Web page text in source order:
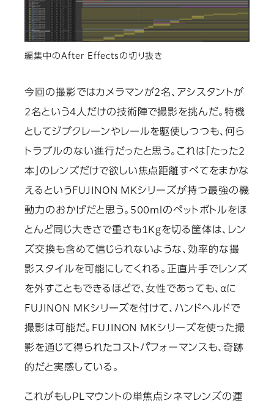
編集中のAfter Effectsの切り抜き
今回の撮影ではカメラマンが2名、アシスタントが
2名という4人だけの技術陣で撮影を挑んだ。特機
としてジブクレーンやレールを駆使しつつも、何ら
トラブルのない進行だったと思う。これは「たった2
本」のレンズだけで欲しい焦点距離すべてをまかな
えるというFUJINON MKシリーズが持つ最強の機
動力のおかげだと思う。500mlのペットボトルをほ
とんど同じ大きさで重さも1Kgを切る筐体は、レン
ズ交換も含めて信じられないような、効率的な撮
影スタイルを可能にしてくれる。正直片手でレンズ
を外すこともできるほどで、女性であっても、αに
FUJINON MKシリーズを付けて、ハンドヘルドで
撮影は可能だ。FUJINON MKシリーズを使った撮
影を通じて得られたコストパフォーマンスも、奇跡
的だと実感している。
これがもしPLマウントの単焦点シネマレンズの運